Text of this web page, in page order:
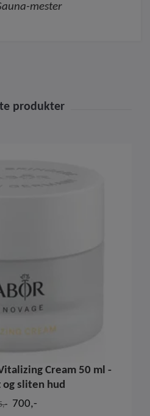
mester
Cream 50 ml -
sliten hud
700,-